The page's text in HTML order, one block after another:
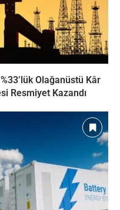
Olağanüstü Kâr
Resmiyet Kazandı